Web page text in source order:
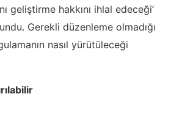
geliştirme hakkını ihlal edeceği’
Gerekli düzenleme olmadığı
nasıl yürütüleceği